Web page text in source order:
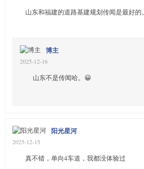
山东和福建的道路基建规划传闻是最好的。
博主
2025-12-16
山东不是传闻哈。😀
阳光星河
2025-12-15
真不错，单向4车道，我都没体验过